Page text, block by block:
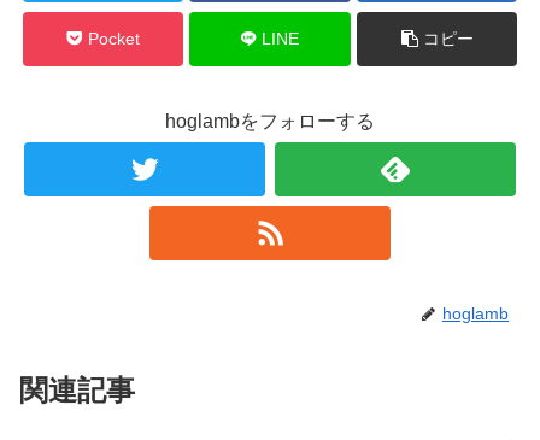
Pocket LINE コピー
hoglambをフォローする
hoglamb
関連記事